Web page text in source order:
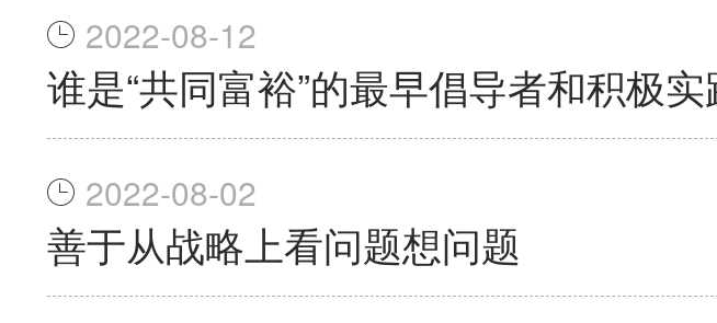
2022-08-12
谁是“共同富裕”的最早倡导者和积极实
2022-08-02
善于从战略上看问题想问题